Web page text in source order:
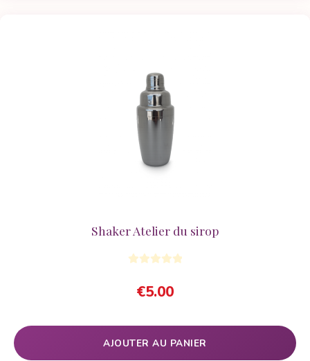
Shaker Atelier du sirop
€5.00
AJOUTER AU PANIER